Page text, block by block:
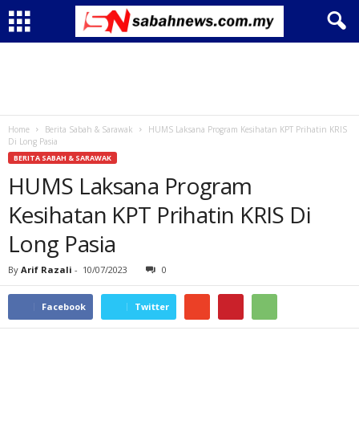
Home Berita Sabah & Sarawak
HUMS Laksana Program Kesihatan KPT Prihatin KRIS
Di Long Pasia
BERITA SABAH & SARAWAK
HUMS Laksana Program
Kesihatan KPT Prihatin KRIS Di
Long Pasia
By Arif Razali - 10/07/2023 0
Facebook Twitter